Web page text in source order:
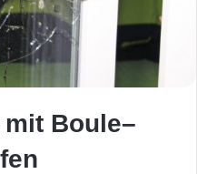
Boule–